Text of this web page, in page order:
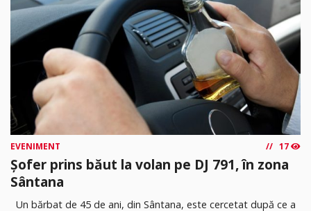
EVENIMENT 17
Șofer prins băut la volan pe DJ 791, în zona
Sântana
Un bărbat de 45 de ani, din Sântana, este cercetat după ce a